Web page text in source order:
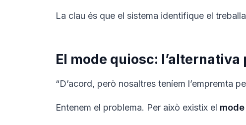
La clau és que el sistema identifique el
El mode quiosc:
“D’acord, però nosaltres teníem l’empremta
Entenem el problema. Per això existix el